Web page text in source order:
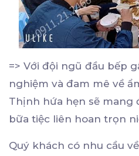
=> Với đội ngũ đầu bếp
nghiệm và đam mê về
Thịnh hứa hẹn sẽ mang
bữa tiệc liên hoan trọn
Quý khách có nhu cầu